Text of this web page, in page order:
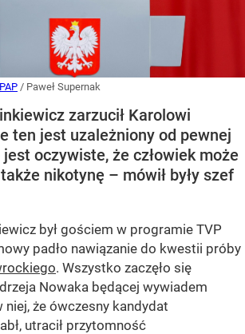
PAP / Paweł Supernak
zarzucił Karolowi
ten jest uzależniony od pewnej
oczywiste, że człowiek może
nikotynę – mówił były szef
był gościem w programie TVP
padło nawiązanie do kwestii próby
. Wszystko zaczęło się
Nowaka będącej wywiadem
niej, że ówczesny kandydat
utracił przytomność